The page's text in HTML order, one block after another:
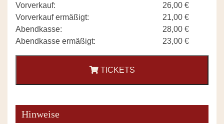
Vorverkauf:
26,00 €
Vorverkauf ermäßigt:
21,00 €
Abendkasse:
28,00 €
Abendkasse ermäßigt:
23,00 €
TICKETS
Hinweise